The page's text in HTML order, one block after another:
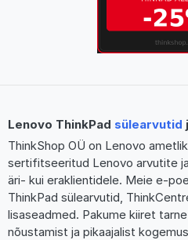
Lenovo ThinkPad sülearvutid
ThinkShop OÜ on Lenovo
sertifitseeritud Lenovo arvutite
äri- kui eraklientidele. Meie e-
ThinkPad sülearvutid,
lisaseadmed. Pakume kiiret
nõustamist ja pikaajalist